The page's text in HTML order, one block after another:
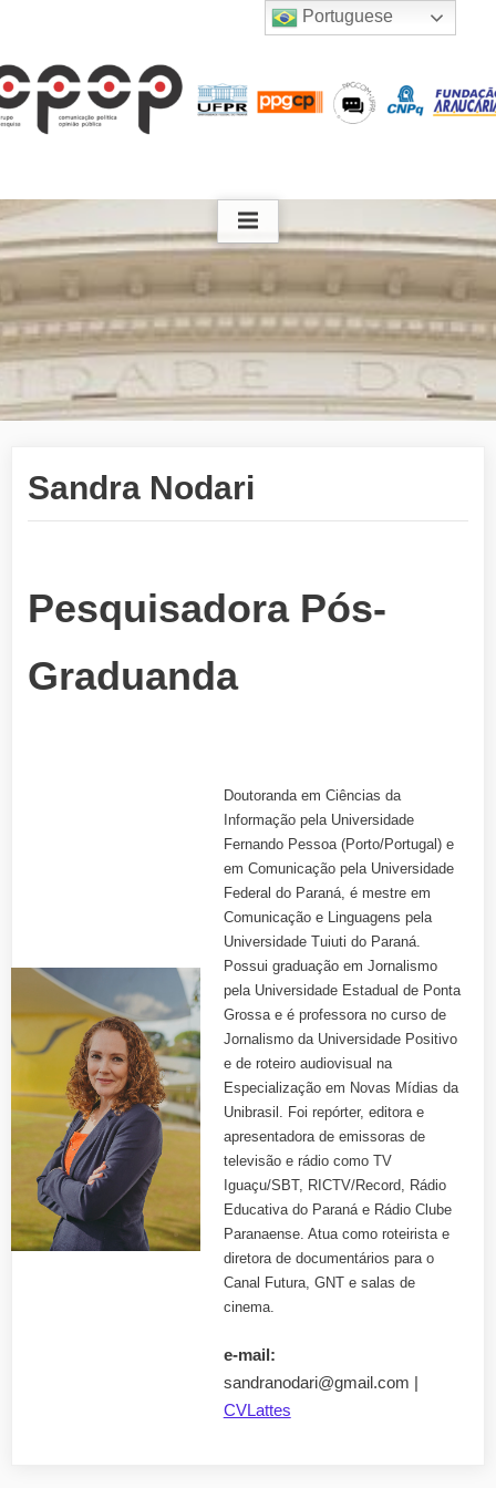
content
Sandra Nodari
Pesquisadora Pós-
Graduanda
Doutoranda em Ciências da
Informação pela Universidade
Fernando Pessoa (Porto/Portugal) e
em Comunicação pela Universidade
Federal do Paraná, é mestre em
Comunicação e Linguagens pela
Universidade Tuiuti do Paraná.
Possui graduação em Jornalismo
pela Universidade Estadual de Ponta
Grossa e é professora no curso de
Jornalismo da Universidade Positivo
e de roteiro audiovisual na
Especialização em Novas Mídias da
Unibrasil. Foi repórter, editora e
apresentadora de emissoras de
televisão e rádio como TV
Iguaçu/SBT, RICTV/Record, Rádio
Educativa do Paraná e Rádio Clube
Paranaense. Atua como roteirista e
diretora de documentários para o
Canal Futura, GNT e salas de
cinema.
e-mail:
sandranodari@gmail.com |
CVLattes
Portuguese